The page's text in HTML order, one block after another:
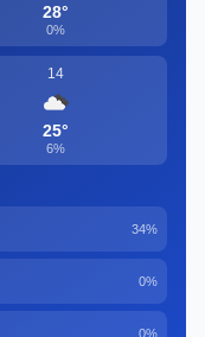
28°
0%
14
25°
6%
34%
0%
0%